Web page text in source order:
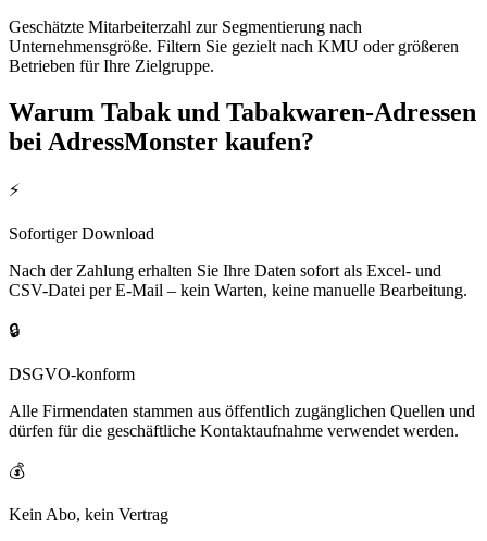
Geschätzte Mitarbeiterzahl zur Segmentierung nach
Unternehmensgröße. Filtern Sie gezielt nach KMU oder größeren
Betrieben für Ihre Zielgruppe.
Warum Tabak und Tabakwaren-Adressen
bei AdressMonster kaufen?
⚡
Sofortiger Download
Nach der Zahlung erhalten Sie Ihre Daten sofort als Excel- und
CSV-Datei per E-Mail – kein Warten, keine manuelle Bearbeitung.
🔒
DSGVO-konform
Alle Firmendaten stammen aus öffentlich zugänglichen Quellen und
dürfen für die geschäftliche Kontaktaufnahme verwendet werden.
💰
Kein Abo, kein Vertrag